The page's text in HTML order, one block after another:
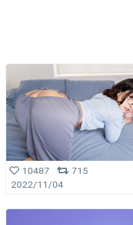
10487
715
2022/11/04